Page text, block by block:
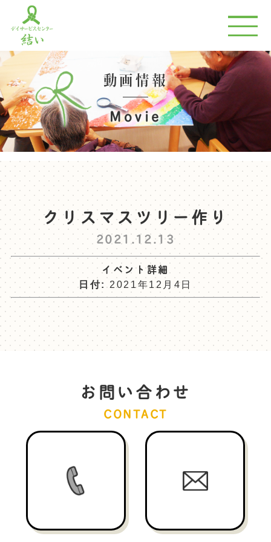
動画情報
Movie
クリスマスツリー作り
2021.12.13
イベント詳細
日付: 2021年12月4日
お問い合わせ
CONTACT